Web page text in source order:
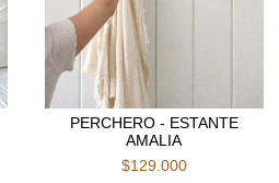
PERCHERO - ESTANTE
AMALIA
$129.000